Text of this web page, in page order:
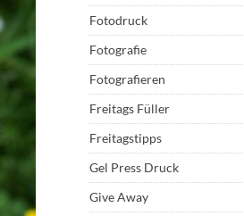
Fotodruck
Fotografie
Fotografieren
Freitags Füller
Freitagstipps
Gel Press Druck
Give Away